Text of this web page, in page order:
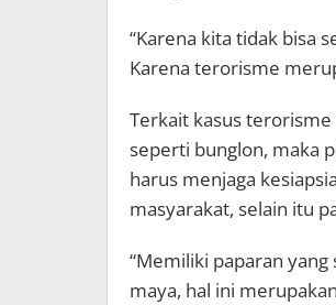
“Karena kita tidak bisa
Karena terorisme
Terkait kasus
seperti bunglon, maka
harus menjaga
masyarakat, selain itu
“Memiliki paparan
maya, hal ini